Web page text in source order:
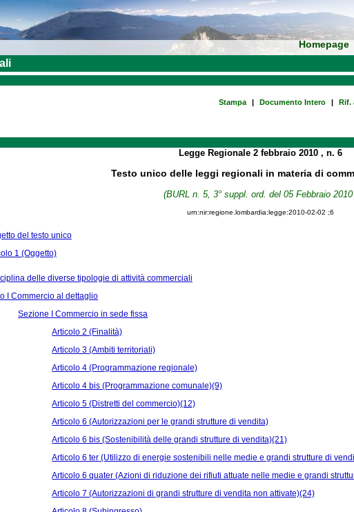
Homepage
Stampa | Documento Intero | Rif.
Legge Regionale2 febbraio 2010, n. 6
Testo unico delle leggi regionali in materia di
(BURL n. 5, 3° suppl. ord. del 05 Febbraio
urn:nir:regione.lombardia:legge:2010-02-02 ;6
del testo unico
1 (Oggetto)
delle diverse tipologie di attività commerciali
I Commercio al dettaglio
Sezione I Commercio in sede fissa
Articolo 2 (Finalità)
Articolo 3 (Ambiti territoriali)
Articolo 4 (Programmazione regionale)
Articolo 4 bis (Programmazione comunale)(9)
Articolo 5 (Distretti del commercio)(12)
Articolo 6 (Autorizzazioni per le grandi strutture di vendita)
Articolo 6 bis (Sostenibilità delle grandi strutture di vendita)(21)
Articolo 6 ter (Utilizzo di energie sostenibili nelle medie e grandi strutture di
Articolo 6 quater (Azioni di riduzione dei rifiuti attuate nelle medie e grandi
Articolo 7 (Autorizzazioni di grandi strutture di vendita non attivate)(24)